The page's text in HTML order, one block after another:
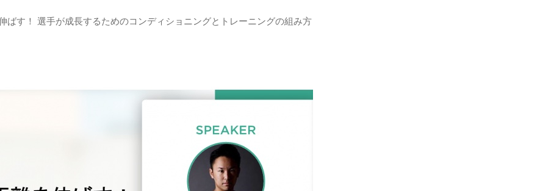
ばす！ 選手が成長するためのコンディショニングとトレーニングの組み方